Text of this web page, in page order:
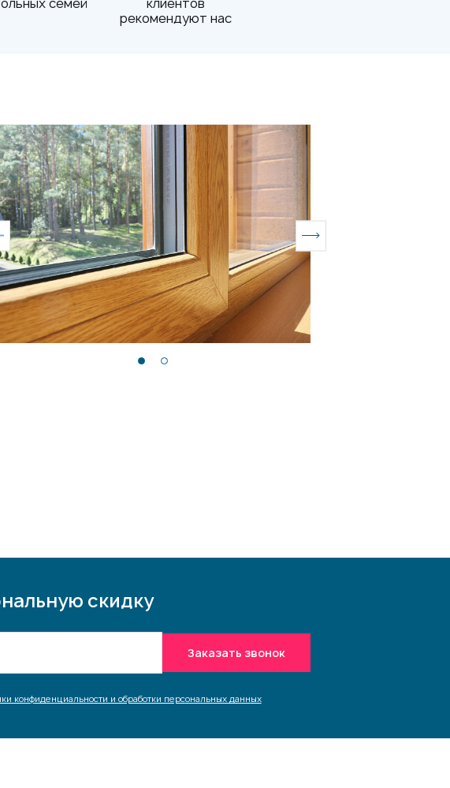
рекомендуют нас
скидку
Заказать звонок
конфиденциальности и обработки персональных данных